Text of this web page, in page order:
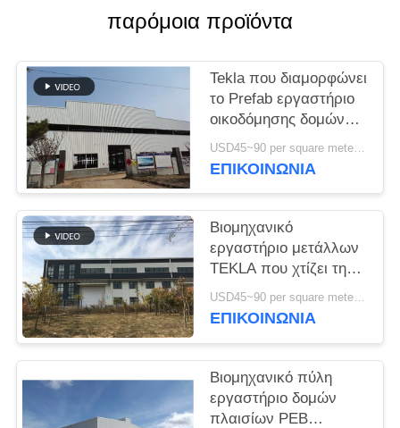
ΥΠΟΘΈΣΕΙΣ
SITEMAP
ΠΟΛΙΤΙΚΉ
ΑΠΟΡΡΉΤΟΥ
παρόμοια προϊόντα
Tekla που διαμορφώνει
το Prefab εργαστήριο
οικοδόμησης δομών
μετάλλων υψηλής
αντοχής
USD45~90 per square meter MOQ:1000 τετραγωνικό μέτρο
ΕΠΙΚΟΙΝΩΝΙΑ
Βιομηχανικό
εργαστήριο μετάλλων
TEKLA που χτίζει τη
ζωηρόχρωμα
επένδυση και το υλικό
USD45~90 per square meter MOQ:1000 τετραγωνικό μέτρο
ΕΠΙΚΟΙΝΩΝΙΑ
Βιομηχανικό πύλη
εργαστήριο δομών
πλαισίων PEB